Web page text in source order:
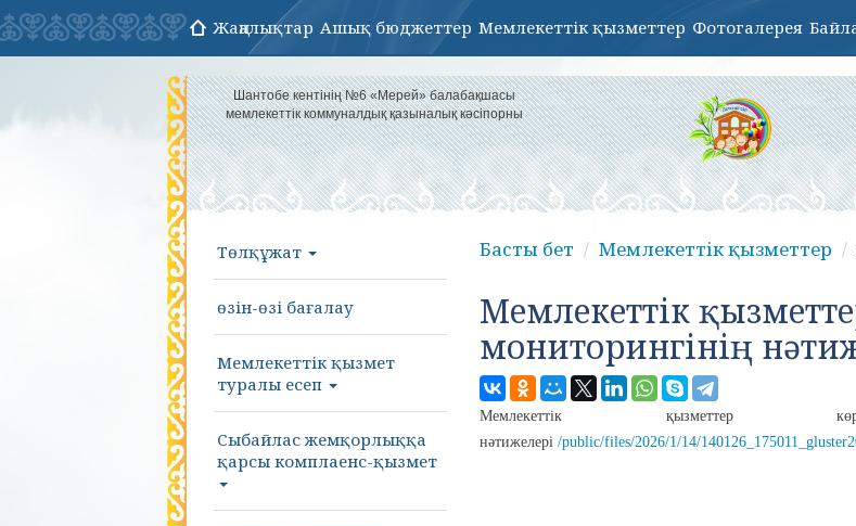
Жаңалықтар Ашық бюджеттер Мемлекеттік қызметтер Фотогалерея
Шантобе кентінің №6 «Мерей» балабақшасы
мемлекеттік коммуналдық қазыналық кәсіпорны
Төлқұжат
өзін-өзі бағалау
Мемлекеттік қызмет
туралы есеп
Сыбайлас жемқорлыққа
қарсы комплаенс-қызмет
Басты бет Мемлекеттік қызметтер
Мемлекеттік
мониторингінің
Мемлекеттік қызметтер
нәтижелері /public/files/2026/1/14/